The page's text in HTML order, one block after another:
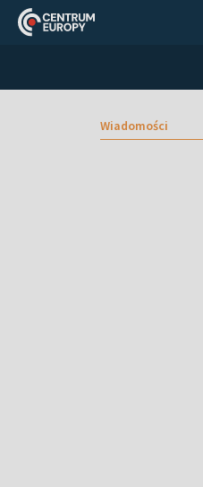
Wiadomości